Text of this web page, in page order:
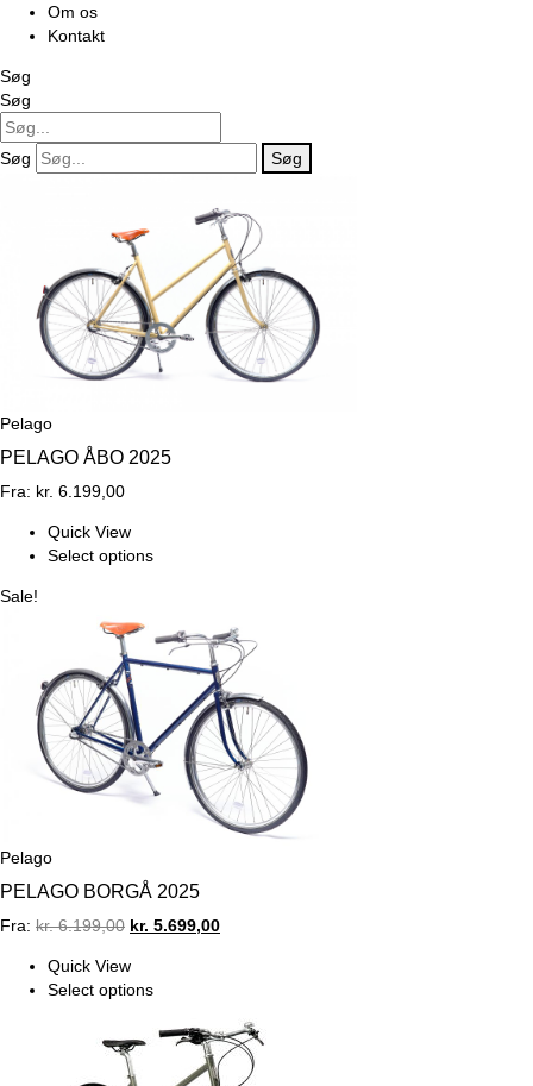
Om os
Kontakt
Søg
Søg
Søg Søg
Pelago
PELAGO ÅBO 2025
Fra: kr. 6.199,00
Quick View
Select options
Sale!
Pelago
PELAGO BORGÅ 2025
Fra: kr.6.199,00 Original
was:
kr. 6.199,00.
kr. 5.699,00Current
Quick View
Select options